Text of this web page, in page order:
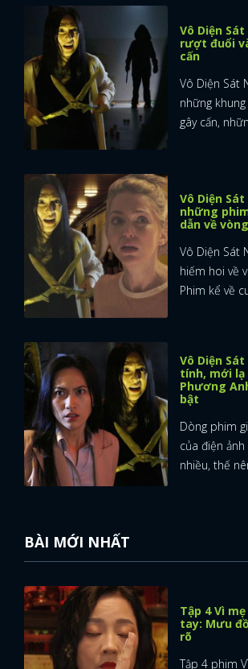
Vô Diện
rượt đuổi
cấn
Vô Diện Sát
những
gây cấn,
Vô Diện
những
dẫn về
Vô Diện Sát
hiếm hoi về
Phim kể về
Vô Diện
tính, mới
Phương
bật
Dòng phim
của điện
nhiều, thế
BÀI MỚI NHẤT
Tập 4 Vì
tay: Mưu
rõ
Tập 4 phim